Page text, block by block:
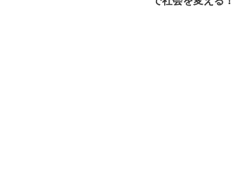
ナ